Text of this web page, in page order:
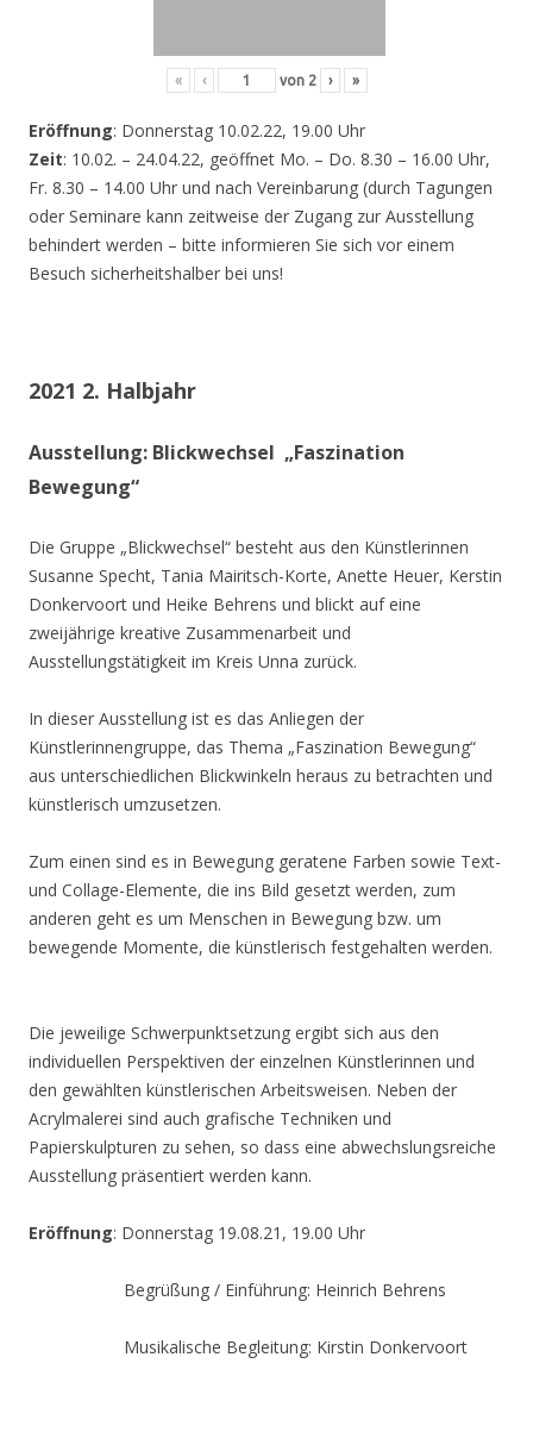
« ‹ von 2 › »
Eröffnung: Donnerstag 10.02.22, 19.00 Uhr
Zeit: 10.02. – 24.04.22, geöffnet Mo. – Do. 8.30 – 16.00 Uhr,
Fr. 8.30 – 14.00 Uhr und nach Vereinbarung (durch Tagungen
oder Seminare kann zeitweise der Zugang zur Ausstellung
behindert werden – bitte informieren Sie sich vor einem
Besuch sicherheitshalber bei uns!
2021 2. Halbjahr
Ausstellung: Blickwechsel „Faszination
Bewegung“
Die Gruppe „Blickwechsel“ besteht aus den Künstlerinnen
Susanne Specht, Tania Mairitsch-Korte, Anette Heuer, Kerstin
Donkervoort und Heike Behrens und blickt auf eine
zweijährige kreative Zusammenarbeit und
Ausstellungstätigkeit im Kreis Unna zurück.
In dieser Ausstellung ist es das Anliegen der
Künstlerinnengruppe, das Thema „Faszination Bewegung“
aus unterschiedlichen Blickwinkeln heraus zu betrachten und
künstlerisch umzusetzen.
Zum einen sind es in Bewegung geratene Farben sowie Text-
und Collage-Elemente, die ins Bild gesetzt werden, zum
anderen geht es um Menschen in Bewegung bzw. um
bewegende Momente, die künstlerisch festgehalten werden.
Die jeweilige Schwerpunktsetzung ergibt sich aus den
individuellen Perspektiven der einzelnen Künstlerinnen und
den gewählten künstlerischen Arbeitsweisen. Neben der
Acrylmalerei sind auch grafische Techniken und
Papierskulpturen zu sehen, so dass eine abwechslungsreiche
Ausstellung präsentiert werden kann.
Eröffnung: Donnerstag 19.08.21, 19.00 Uhr
Begrüßung / Einführung: Heinrich Behrens
Musikalische Begleitung: Kirstin Donkervoort